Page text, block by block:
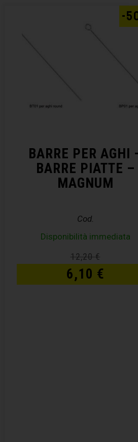
BARRE PER AGHI
BARRE PIATTE –
MAGNUM
Cod.
Disponibilità immediata
12,20€
6,10 €
-